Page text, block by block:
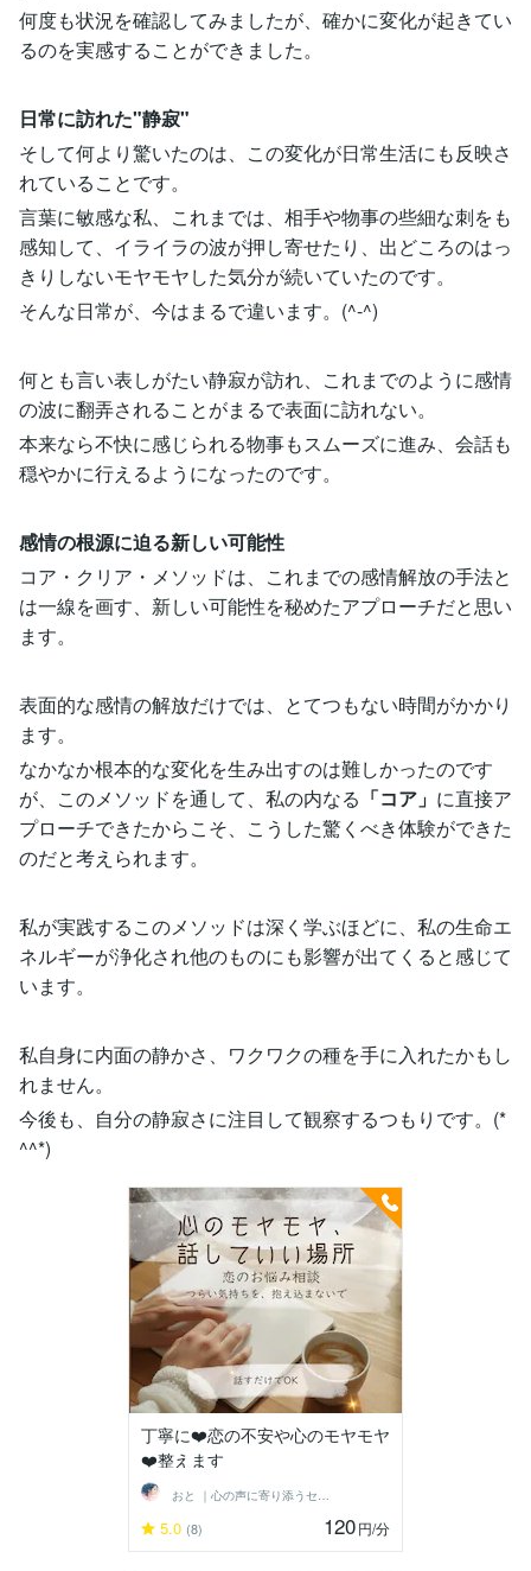
何度も状況を確認してみましたが、確かに変化が起きてい
るのを実感することができました。
日常に訪れた"静寂"
そして何より驚いたのは、この変化が日常生活にも反映さ
れていることです。
言葉に敏感な私、これまでは、相手や物事の些細な刺をも
感知して、イライラの波が押し寄せたり、出どころのはっ
きりしないモヤモヤした気分が続いていたのです。
そんな日常が、今はまるで違います。(^-^)
何とも言い表しがたい静寂が訪れ、これまでのように感情
の波に翻弄されることがまるで表面に訪れない。
本来なら不快に感じられる物事もスムーズに進み、会話も
穏やかに行えるようになったのです。
感情の根源に迫る新しい可能性
コア・クリア・メソッドは、これまでの感情解放の手法と
は一線を画す、新しい可能性を秘めたアプローチだと思い
ます。
表面的な感情の解放だけでは、とてつもない時間がかかり
ます。
なかなか根本的な変化を生み出すのは難しかったのです
が、このメソッドを通して、私の内なる 「コア」 に直接ア
プローチできたからこそ、こうした驚くべき体験ができた
のだと考えられます。
私が実践するこのメソッドは深く学ぶほどに、私の生命エ
ネルギーが浄化され他のものにも影響が出てくると感じて
います。
私自身に内面の静かさ、ワクワクの種を手に入れたかもし
れません。
今後も、自分の静寂さに注目して観察するつもりです。(*
^^*)
丁寧に❤️恋の不安や心のモヤモヤ
❤️整えます
おと ｜心の声に寄り添うセラピスト
5.0 (8) 120円/分